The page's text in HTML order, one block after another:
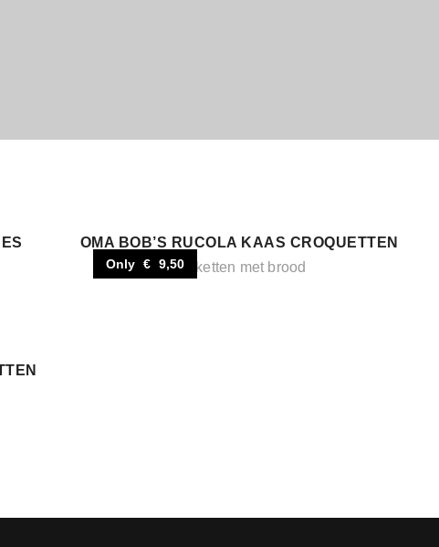
Only € 9,50
OMA BOB’S RUCOLA KAAS CROQUETTEN
Kroketten met brood